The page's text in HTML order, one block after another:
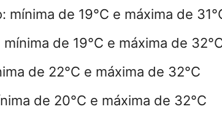
mínima de 19°C e máxima de
mínima de 19°C e máxima de
de 22°C e máxima de 32°C
de 20°C e máxima de 32°C